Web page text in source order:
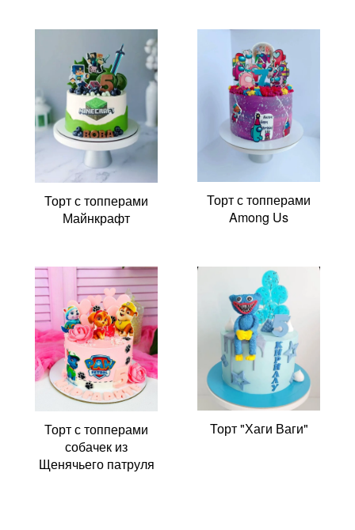
Торт с топперами
Майнкрафт
Торт с топперами
Among Us
Торт с топперами
собачек из
Щенячьего патруля
Торт "Хаги Ваги"